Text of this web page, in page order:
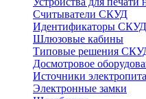
Считыватели СКУД
Идентификаторы СКУД
Шлюзовые кабины
Типовые решения
Досмотровое
Источники
Электронные замки